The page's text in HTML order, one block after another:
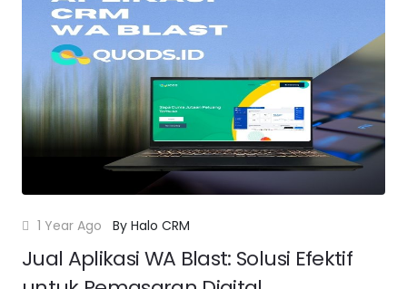
website berkualitas, tips SEO, solusi bisnis online, analisis
website.
1 Year Ago By Halo CRM
Jual Aplikasi WA Blast: Solusi Efektif